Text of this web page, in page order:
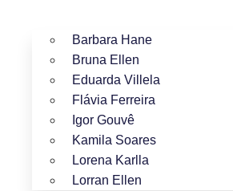
Barbara Hane
Bruna Ellen
Eduarda Villela
Flávia Ferreira
Igor Gouvê
Kamila Soares
Lorena Karlla
Lorran Ellen